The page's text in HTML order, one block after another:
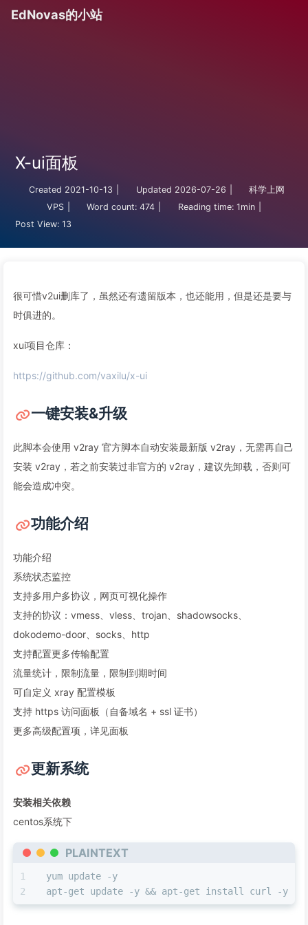
EdNovas的小站
X-ui面板
Created 2021-10-13 Updated 2026-07-26
科学上网
VPS
Word count: 474 Reading time: 1min
Post View: 13
很可惜v2ui删库了，虽然还有遗留版本，也还能用，但是还是要与
时俱进的。
xui项目仓库：
https://github.com/vaxilu/x-ui
一键安装&升级
此脚本会使用 v2ray 官方脚本自动安装最新版 v2ray，无需再自己
安装 v2ray，若之前安装过非官方的 v2ray，建议先卸载，否则可
能会造成冲突。
功能介绍
功能介绍
系统状态监控
支持多用户多协议，网页可视化操作
支持的协议：vmess、vless、trojan、shadowsocks、
dokodemo-door、socks、http
支持配置更多传输配置
流量统计，限制流量，限制到期时间
可自定义 xray 配置模板
支持 https 访问面板（自备域名 + ssl 证书）
更多高级配置项，详见面板
更新系统
安装相关依赖
centos系统下
PLAINTEXT
apt-get update -y && apt-get install curl -y